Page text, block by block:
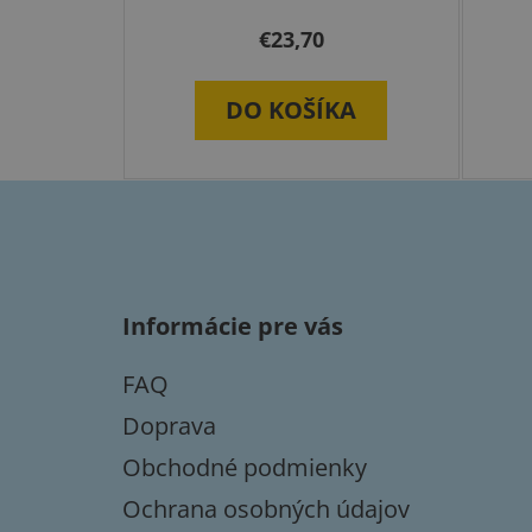
€23,70
DO KOŠÍKA
Informácie pre vás
FAQ
Doprava
Obchodné podmienky
Ochrana osobných údajov